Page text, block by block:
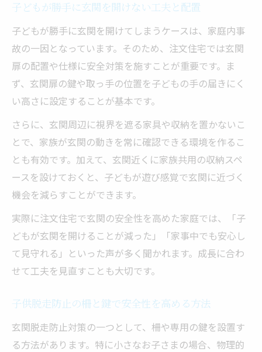
チャイルドロック付き設備で安全性を強化
成長に合わせて安心を築く住まいの知恵
注文住宅で子どもの成長に対応する安全設
計
年齢別に工夫した間取り変更の柔軟性とは
イント
子供何歳で家を買うか考える際の安全視点
住まいの知恵で家族の安心を長く守る方法
玄関扉のロックで脱走リスクを回避する方法
玄関脱走防止用の鍵を効果的に設置するコ
ツ
勝手に玄関を開ける子供への安全対策とは
ント
家族みんなが使いやすいロック選びの注意
点
子どもが勝手に玄関を開けない工夫と配置
子どもが勝手に玄関を開けてしまうケースは、家庭内事
故の一因となっています。そのため、注文住宅では玄関
扉の配置や仕様に安全対策を施すことが重要です。ま
ず、玄関扉の鍵や取っ手の位置を子どもの手の届きにく
い高さに設定することが基本です。
さらに、玄関周辺に視界を遮る家具や収納を置かないこ
とで、家族が玄関の動きを常に確認できる環境を作るこ
とも有効です。加えて、玄関近くに家族共用の収納スペ
ースを設けておくと、子どもが遊び感覚で玄関に近づく
機会を減らすことができます。
実際に注文住宅で玄関の安全性を高めた家庭では、「子
どもが玄関を開けることが減った」「家事中でも安心し
て見守れる」といった声が多く聞かれます。成長に合わ
せて工夫を見直すことも大切です。
子供脱走防止の柵と鍵で安全性を高める方法
玄関脱走防止対策の一つとして、柵や専用の鍵を設置す
る方法があります。特に小さなお子さまの場合、物理的